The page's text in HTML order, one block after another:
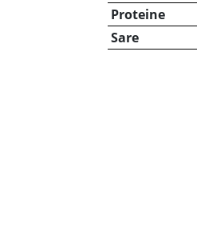
Proteine
Sare